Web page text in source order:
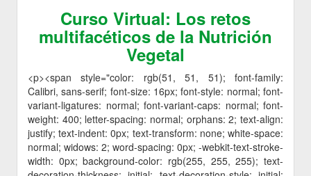
Curso Virtual: Los retos
multifacéticos de la Nutrición
Vegetal
<p><span style="color: rgb(51, 51, 51); font-family:
Calibri, sans-serif; font-size: 16px; font-style: normal; font-
variant-ligatures: normal; font-variant-caps: normal; font-
weight: 400; letter-spacing: normal; orphans: 2; text-align:
justify; text-indent: 0px; text-transform: none; white-space:
normal; widows: 2; word-spacing: 0px; -webkit-text-stroke-
width: 0px; background-color: rgb(255, 255, 255); text-